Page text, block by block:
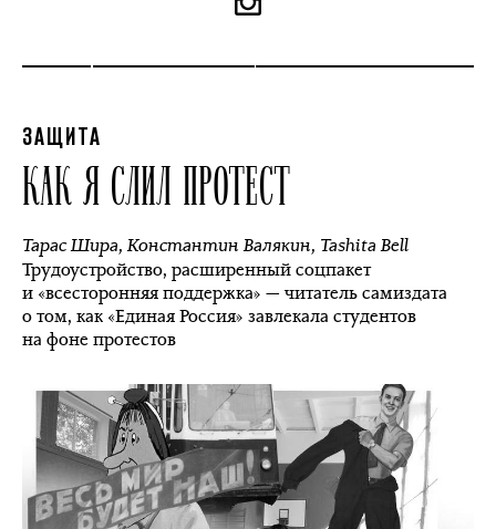
ЗАЩИТА
КАК Я СЛИЛ ПРОТЕСТ
Тарас Шира,Константин Валякин, Tashita Bell
Трудоустройство, расширенный соцпакет
и «всесторонняя поддержка» — читатель самиздата
о том, как «Единая Россия» завлекала студентов
на фоне протестов